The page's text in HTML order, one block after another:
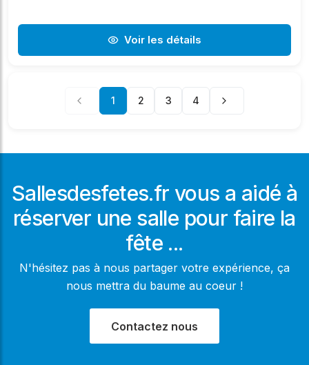
Voir les détails
1 2 3 4
Sallesdesfetes.fr vous a aidé à
réserver une salle pour faire la
fête ...
N'hésitez pas à nous partager votre expérience, ça
nous mettra du baume au coeur !
Contactez nous